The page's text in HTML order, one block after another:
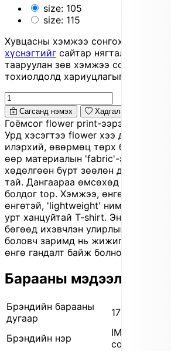
size: 105
size: 115
Хувцасны хэмжээ сонгохдоо
хүснэгтийг сайтар нягталж,
тааруулан зөв хэмжээ сонгоно уу,
тохиолдолд хариуцлагыг
Сагсанд нэмэх Хадгалах
Гоёмсог flower print-ээрээ
Урд хэсэгтээ flower хээ дээр
илэрхий, өвөрмөц төрх
өөр материалын 'fabric'-ээр солин
хөдөлгөөн бүрт зөөлөн дэлгэрч
тай. Дангаараа өмсөхөд л style-
болдог top. Хэмжээ, өнгө,
өнгөтэй, 'lightweight' нимгэн 'cut-
урт ханцуйтай T-shirt. Энэ нь outlet
бөгөөд ихэвчлэн улирлын
боловч заримд нь жижиг зураас,
өнгө гандалт байж болно.
Барааны мэдээлэл
Брэндийн барааны
дугаар
170113930 10
Брэндийн нэр
IMPORT
сонголт)